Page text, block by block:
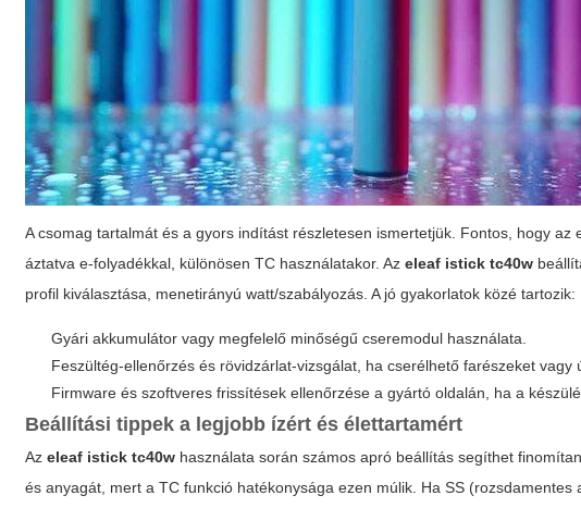
A csomag tartalmát és a gyors indítást részletesen ismertetjük. Fontos, hogy
áztatva e-folyadékkal, különösen TC használatakor. Azeleaf istick tc40w
profil kiválasztása, menetirányú watt/szabályozás. A jó gyakorlatok közé tartozik:
Gyári akkumulátor vagy megfelelő minőségű cseremodul használata.
Feszültég-ellenőrzés és rövidzárlat-vizsgálat, ha cserélhető farészeket vagy
Firmware és szoftveres frissítések ellenőrzése a gyártó oldalán, ha a
Beállítási tippek a legjobb ízért és élettartamért
Azeleaf istick tc40w használata során számos apró beállítás segíthet
és anyagát, mert a TC funkció hatékonysága ezen múlik. Ha SS